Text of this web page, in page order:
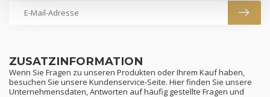
ZUSATZINFORMATION
Wenn Sie Fragen zu unseren Produkten oder Ihrem Kauf haben,
besuchen Sie unsere Kundenservice-Seite. Hier finden Sie unsere
Unternehmensdaten, Antworten auf häufig gestellte Fragen und